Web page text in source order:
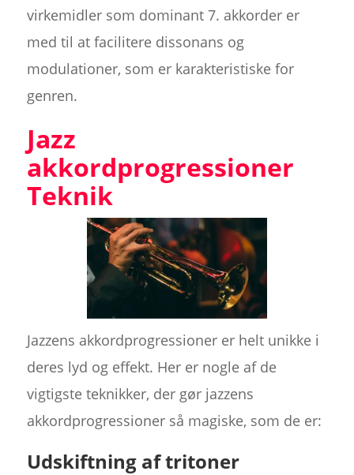
virkemidler som dominant 7. akkorder er
med til at facilitere dissonans og
modulationer, som er karakteristiske for
genren.
Jazz
akkordprogressioner
Teknik
Jazzens akkordprogressioner er helt unikke i
deres lyd og effekt. Her er nogle af de
vigtigste teknikker, der gør jazzens
akkordprogressioner så magiske, som de er:
Udskiftning af tritoner